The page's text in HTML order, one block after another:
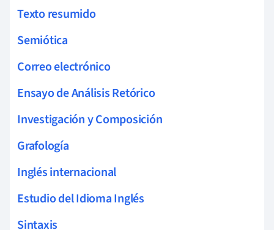
Texto resumido
Semiótica
Correo electrónico
Ensayo de Análisis Retórico
Investigación y Composición
Grafología
Inglés internacional
Estudio del Idioma Inglés
Sintaxis